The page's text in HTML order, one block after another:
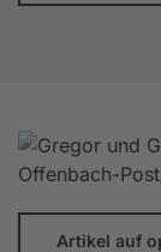
Artikel auf